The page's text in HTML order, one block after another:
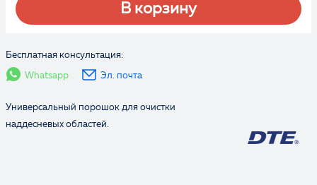
В корзину
Бесплатная консультация:
Whatsapp Эл. почта
Универсальный порошок для очистки
наддесневых областей.